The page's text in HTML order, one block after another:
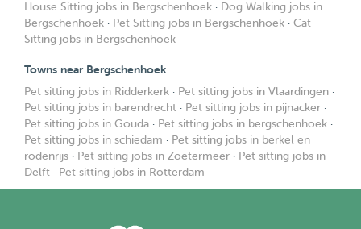
House Sitting jobs in Bergschenhoek · Dog Walking jobs in
Bergschenhoek · Pet Sitting jobs in Bergschenhoek · Cat
Sitting jobs in Bergschenhoek
Towns near Bergschenhoek
Pet sitting jobs in Ridderkerk · Pet sitting jobs in Vlaardingen ·
Pet sitting jobs in barendrecht · Pet sitting jobs in pijnacker ·
Pet sitting jobs in Gouda · Pet sitting jobs in bergschenhoek ·
Pet sitting jobs in schiedam · Pet sitting jobs in berkel en
rodenrijs · Pet sitting jobs in Zoetermeer · Pet sitting jobs in
Delft · Pet sitting jobs in Rotterdam ·